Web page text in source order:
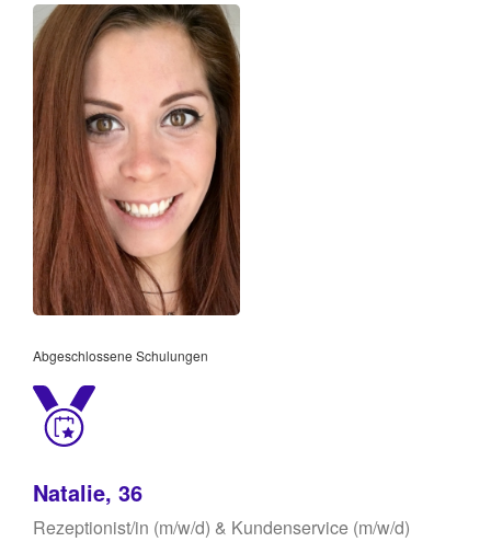
Abgeschlossene Schulungen
Natalie, 36
Rezeptionist/in (m/w/d) & Kundenservice (m/w/d)